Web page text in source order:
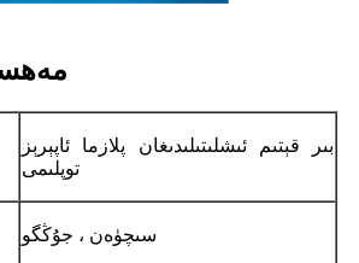
بىر قېتىم ئىشلىتىلىدىغان پلازما ئاپېرېز
توپلىمى
سىچۈەن ، جۇڭگو